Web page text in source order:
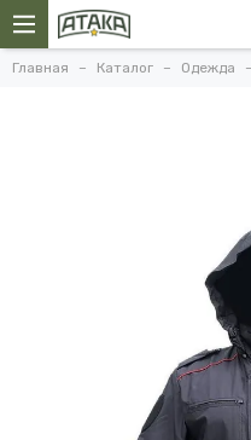
Главная Каталог Одежда